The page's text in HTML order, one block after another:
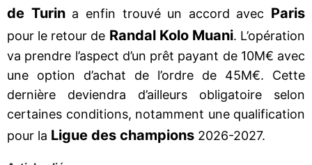
de Turina enfin trouvé un accord avec Paris
pour le retour de Randal Kolo Muani. L’opération
va prendre l’aspect d’un prêt payant de 10M€ avec
une option d’achat de l’ordre de 45M€. Cette
dernière deviendra d’ailleurs obligatoire selon
certaines conditions, notamment une qualification
pour la Ligue des champions 2026-2027.